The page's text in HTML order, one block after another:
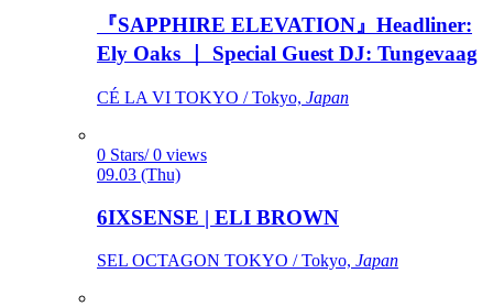
『SAPPHIRE ELEVATION』Headliner:
Ely Oaks ｜ Special Guest DJ: Tungevaag
CÉ LA VI TOKYO / Tokyo, Japan
0 Stars/ 0 views
09.03 (Thu)
6IXSENSE | ELI BROWN
SEL OCTAGON TOKYO / Tokyo, Japan